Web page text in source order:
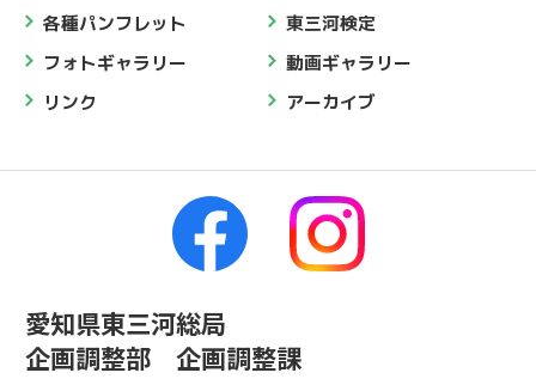
各種パンフレット
東三河検定
フォトギャラリー
動画ギャラリー
リンク
アーカイブ
愛知県東三河総局
企画調整部 企画調整課